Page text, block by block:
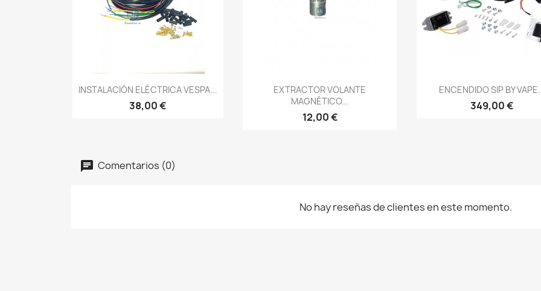
Vista rápida
INSTALACIÓN ELÉCTRICA VESPA...
38,00 €
Vista rápida
EXTRACTOR VOLANTE
MAGNÉTICO...
12,00 €
Vista rápida
ENCENDIDO SIP BY
349,00 €
Comentarios (0)
No hay reseñas de clientes en este momento.